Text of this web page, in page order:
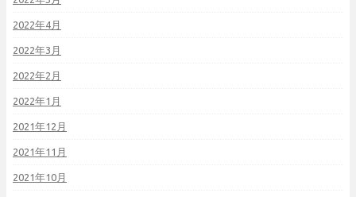
2022年4月
2022年3月
2022年2月
2022年1月
2021年12月
2021年11月
2021年10月